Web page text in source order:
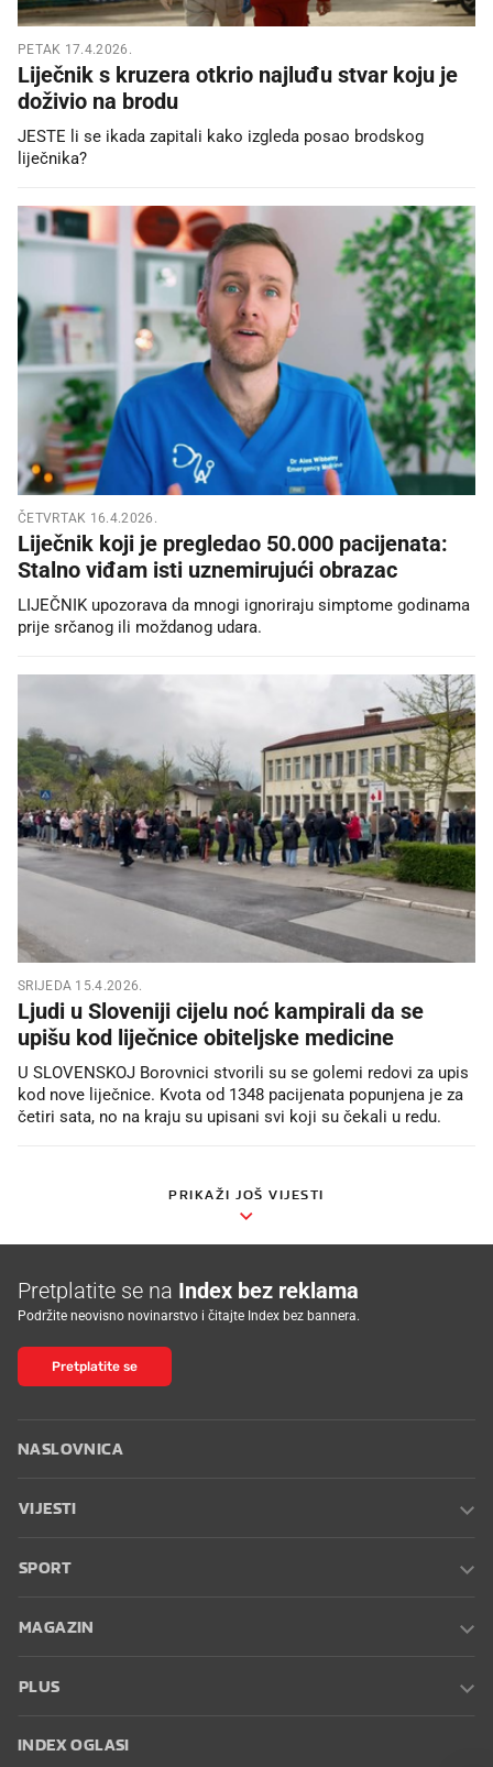
PETAK 17.4.2026.
Liječnik s kruzera otkrio najluđu stvar koju je
doživio na brodu
JESTE li se ikada zapitali kako izgleda posao brodskog
liječnika?
ČETVRTAK 16.4.2026.
Liječnik koji je pregledao 50.000 pacijenata:
Stalno viđam isti uznemirujući obrazac
LIJEČNIK upozorava da mnogi ignoriraju simptome godinama
prije srčanog ili moždanog udara.
SRIJEDA 15.4.2026.
Ljudi u Sloveniji cijelu noć kampirali da se
upišu kod liječnice obiteljske medicine
U SLOVENSKOJ Borovnici stvorili su se golemi redovi za upis
kod nove liječnice. Kvota od 1348 pacijenata popunjena je za
četiri sata, no na kraju su upisani svi koji su čekali u redu.
PRIKAŽI JOŠ VIJESTI
Pretplatite se na Index bez reklama
Podržite neovisno novinarstvo i čitajte Index bez bannera.
Pretplatite se
NASLOVNICA
VIJESTI
SPORT
MAGAZIN
PLUS
INDEX OGLASI